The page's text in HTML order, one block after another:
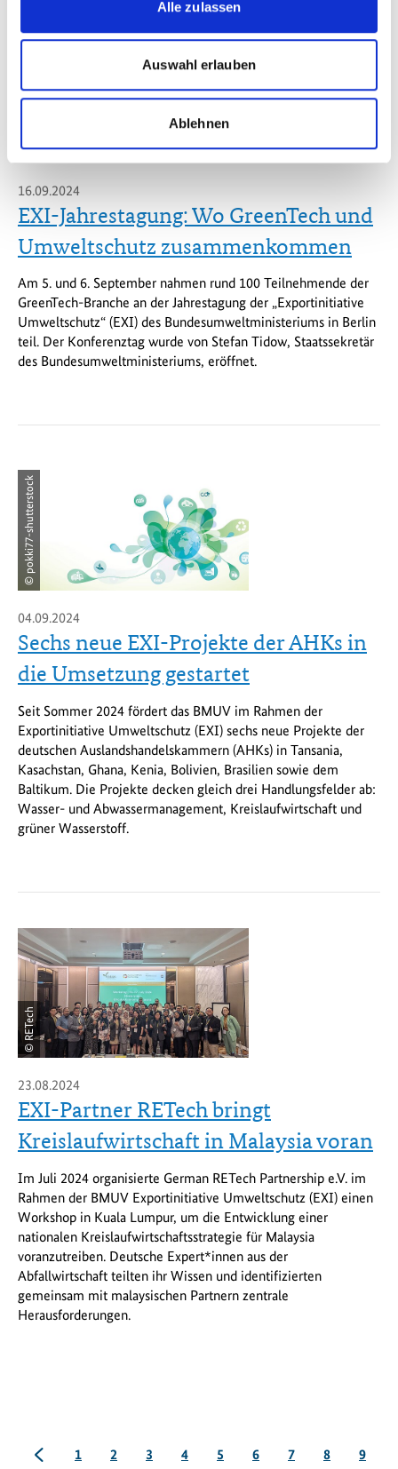
Alle zulassen
Auswahl erlauben
Ablehnen
© ZUG/Toni Kretschmer
16.09.2024
EXI-Jahrestagung: Wo GreenTech und
Umweltschutz zusammenkommen
Am 5. und 6. September nahmen rund 100 Teilnehmende der
GreenTech-Branche an der Jahrestagung der „Exportinitiative
Umweltschutz“ (EXI) des Bundesumweltministeriums in Berlin
teil. Der Konferenztag wurde von Stefan Tidow, Staatssekretär
des Bundesumweltministeriums, eröffnet.
© pokki77-shutterstock
04.09.2024
Sechs neue EXI-Projekte der AHKs in
die Umsetzung gestartet
Seit Sommer 2024 fördert das BMUV im Rahmen der
Exportinitiative Umweltschutz (EXI) sechs neue Projekte der
deutschen Auslandshandelskammern (AHKs) in Tansania,
Kasachstan, Ghana, Kenia, Bolivien, Brasilien sowie dem
Baltikum. Die Projekte decken gleich drei Handlungsfelder ab:
Wasser- und Abwassermanagement, Kreislaufwirtschaft und
grüner Wasserstoff.
© RETech
23.08.2024
EXI-Partner RETech bringt
Kreislaufwirtschaft in Malaysia voran
Im Juli 2024 organisierte German RETech Partnership e.V. im
Rahmen der BMUV Exportinitiative Umweltschutz (EXI) einen
Workshop in Kuala Lumpur, um die Entwicklung einer
nationalen Kreislaufwirtschaftsstrategie für Malaysia
voranzutreiben. Deutsche Expert*innen aus der
Abfallwirtschaft teilten ihr Wissen und identifizierten
gemeinsam mit malaysischen Partnern zentrale
Herausforderungen.
vorherigeSeite
1 Seite
2 Seite
3 Seite
4 Seite
5 Seite
6 Seite
7 Seite
8 Seite
9